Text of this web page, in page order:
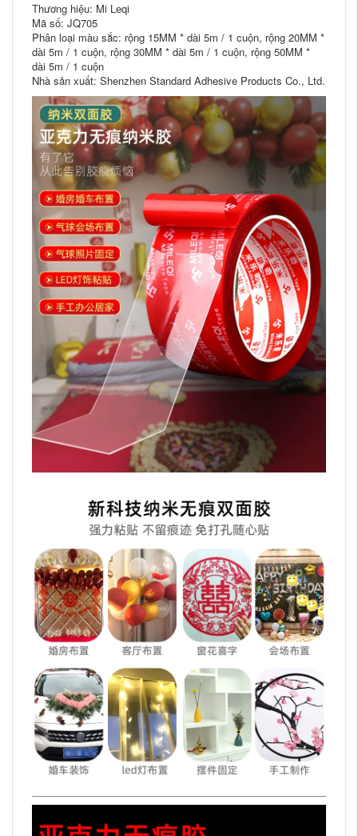
Thương hiệu: Mi Leqi
Mã số: JQ705
Phân loại màu sắc: rộng 15MM * dài 5m / 1 cuộn, rộng 20MM *
dài 5m / 1 cuộn, rộng 30MM * dài 5m / 1 cuộn, rộng 50MM *
dài 5m / 1 cuộn
Nhà sản xuất: Shenzhen Standard Adhesive Products Co., Ltd.